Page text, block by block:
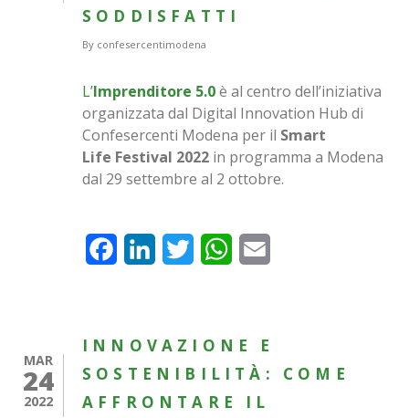
SODDISFATTI
By confesercentimodena
L’Imprenditore 5.0è al centro dell’iniziativa
organizzata dal Digital Innovation Hub di
Confesercenti Modena per il Smart
Life Festival 2022 in programma a Modena
dal 29 settembre al 2 ottobre.
FacebookLinkedInTwitter WhatsApp
MAR
24
2022
INNOVAZIONE E
SOSTENIBILITÀ: COME
AFFRONTARE IL